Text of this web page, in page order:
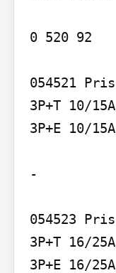
0 520 92
054521
3P+T 10/
3P+E 10/15A
-
054523
3P+T 16/
3P+E 16/25A